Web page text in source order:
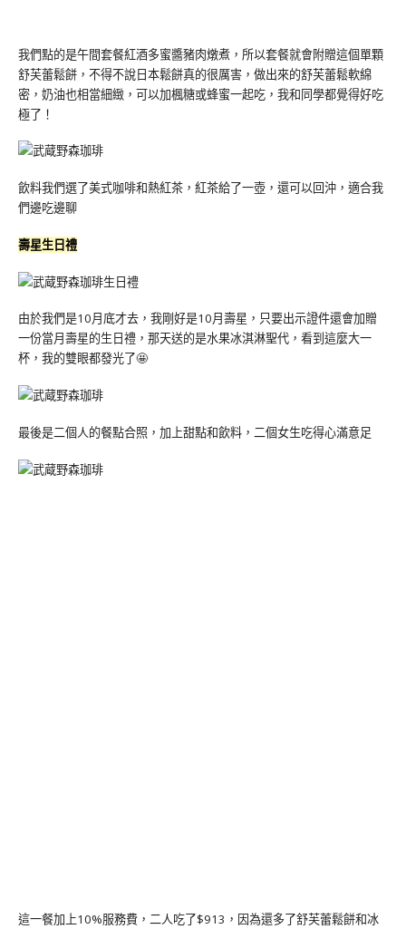
我們點的是午間套餐紅酒多蜜醬豬肉燉煮，所以套餐就會附贈這個單顆
舒芙蕾鬆餅，不得不說日本鬆餅真的很厲害，做出來的舒芙蕾鬆軟綿
密，奶油也相當細緻，可以加楓糖或蜂蜜一起吃，我和同學都覺得好吃
極了！
飲料我們選了美式咖啡和熱紅茶，紅茶給了一壺，還可以回沖，適合我
們邊吃邊聊
壽星生日禮
由於我們是10月底才去，我剛好是10月壽星，只要出示證件還會加贈
一份當月壽星的生日禮，那天送的是水果冰淇淋聖代，看到這麼大一
杯，我的雙眼都發光了🤩
最後是二個人的餐點合照，加上甜點和飲料，二個女生吃得心滿意足
這一餐加上10%服務費，二人吃了$913，因為還多了舒芙蕾鬆餅和冰